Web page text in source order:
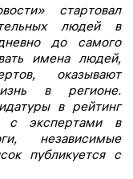
стартовал
людей в
до самого
имена людей,
оказывают
в регионе.
в рейтинг
с экспертами в
независимые
публикуется с